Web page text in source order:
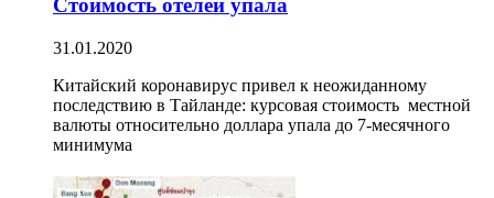
Стоимость отелей упала
31.01.2020
Китайский коронавирус привел к неожиданному
последствию в Тайланде: курсовая стоимость местной
валюты относительно доллара упала до 7-месячного
минимума